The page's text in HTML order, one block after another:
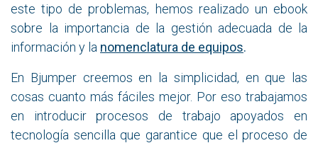
este tipo de problemas, hemos realizado un ebook
sobre la importancia de la gestión adecuada de la
información y la nomenclatura de equipos.
En Bjumper creemos en la simplicidad, en que las
cosas cuanto más fáciles mejor. Por eso trabajamos
en introducir procesos de trabajo apoyados en
tecnología sencilla que garantice que el proceso de